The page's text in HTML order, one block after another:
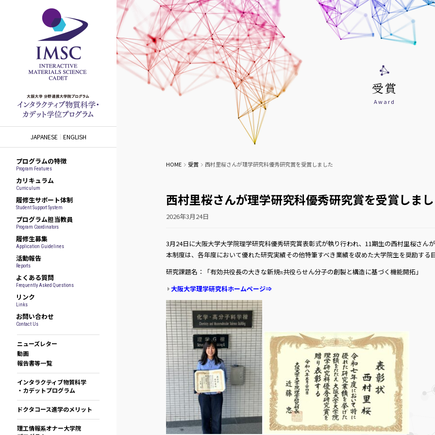
JAPANESE ENGLISH
プログラムの特徴
Program Features
カリキュラム
Curriculum
履修生サポート体制
Student Support System
プログラム担当教員
Program Coordinators
履修生募集
Application Guidelines
活動報告
Reports
よくある質問
Frequently Asked Questions
リンク
Links
お問い合わせ
Contact Us
ニューズレター
動画
報告書等一覧
インタラクティブ物質科学
・カデットプログラム
ドクタコース進学のメリット
理工情報系オナー大学院
受賞
Award
HOME 受賞 西村里桜さんが理学研究科優秀研究賞を受賞しました
西村里桜さんが理学研究科優秀研究賞を受賞しま
2026年3月24日
3月24日に大阪大学大学院理学研究科優秀研究賞表彰式が執り行われ、11期生の西村里桜さん
本制度は、各年度において優れた研究実績その他特筆すべき業績を収めた大学院生を奨励する
研究課題名：「有効共役長の大きな新規π共役らせん分子の創製と構造に基づく機能開拓」
大阪大学理学研究科ホームページ⇒